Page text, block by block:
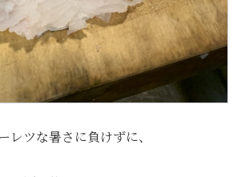
レツな暑さに負けずに、